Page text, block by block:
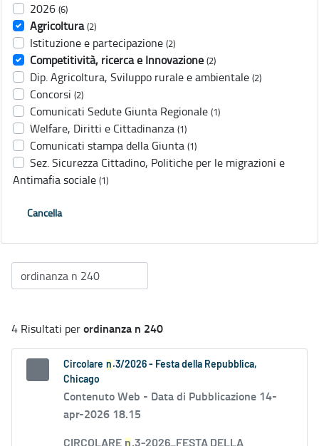
2026 (6)
Agricoltura (2)
Istituzione e partecipazione (2)
Competitività, ricerca e Innovazione (2)
Dip. Agricoltura, Sviluppo rurale e ambientale (2)
Concorsi (2)
Comunicati Sedute Giunta Regionale (1)
Welfare, Diritti e Cittadinanza (1)
Comunicati stampa della Giunta (1)
Sez. Sicurezza Cittadino, Politiche per le migrazioni e
Antimafia sociale (1)
Cancella
4 Risultati perordinanza n 240
Circolare n .3/2026 - Festa della Repubblica,
Chicago
Contenuto Web - Data di Pubblicazione 14-
apr-2026 18.15
CIRCOLARE n.3-2026_FESTA DELLA